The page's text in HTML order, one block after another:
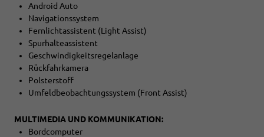
Android Auto
Navigationssystem
Fernlichtassistent (Light Assist)
Spurhalteassistent
Geschwindigkeitsregelanlage
Rückfahrkamera
Polsterstoff
Umfeldbeobachtungssystem (Front Assist)
MULTIMEDIA UND KOMMUNIKATION:
Bordcomputer